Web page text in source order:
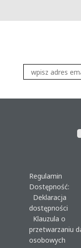
Regulamin
Dostępność:
Deklaracja
dostępności
Klauzula o
przetwarzaniu
osobowych